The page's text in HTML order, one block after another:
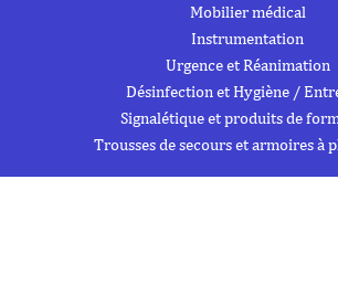
Mobilier médical
Instrumentation
Urgence et Réanimation
Désinfection et Hygiène /
Signalétique et produits de
Trousses de secours et armoires à